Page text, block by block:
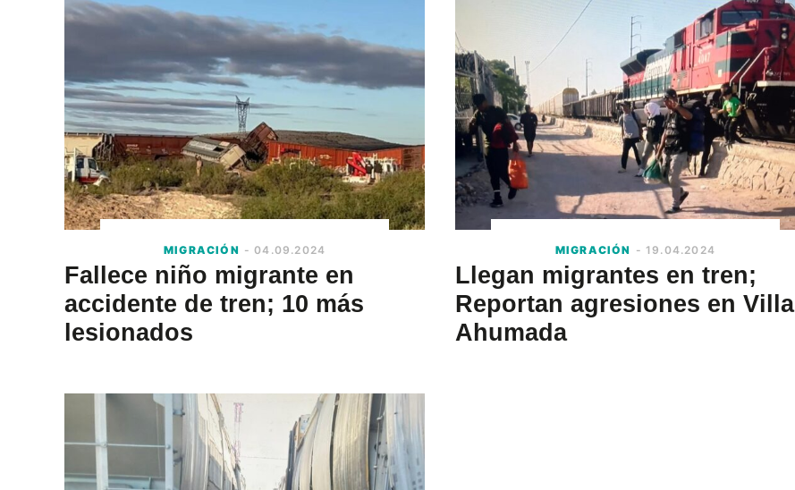
MIGRACIÓN - 04.09.2024
Fallece niño migrante en
accidente de tren; 10 más
lesionados
MIGRACIÓN - 19.04.2024
Llegan migrantes en tren;
Reportan agresiones en Villa
Ahumada